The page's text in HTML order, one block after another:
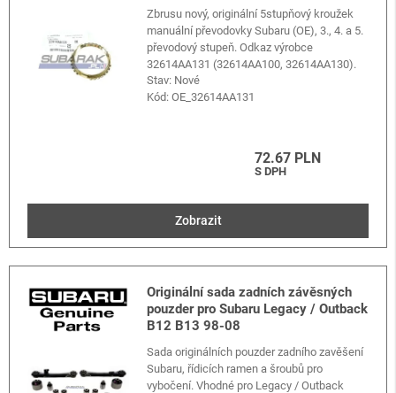
Zbrusu nový, originální 5stupňový kroužek
manuální převodovky Subaru (OE), 3., 4. a 5.
převodový stupeň. Odkaz výrobce
32614AA131 (32614AA100, 32614AA130).
Stav: Nové
Kód:OE_32614AA131
72.67 PLN
S DPH
Zobrazit
Originální sada zadních závěsných
pouzder pro Subaru Legacy / Outback
B12 B13 98-08
Sada originálních pouzder zadního zavěšení
Subaru, řídicích ramen a šroubů pro
vybočení. Vhodné pro Legacy / Outback